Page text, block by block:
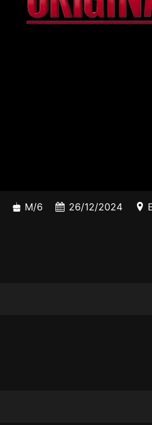
M/6 26/12/2024